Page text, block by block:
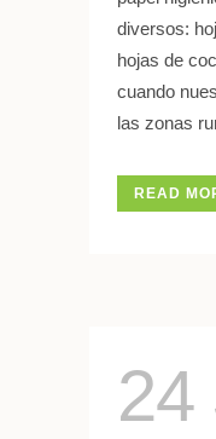
diversos:
hojas de
cuando
las zonas
READ
24